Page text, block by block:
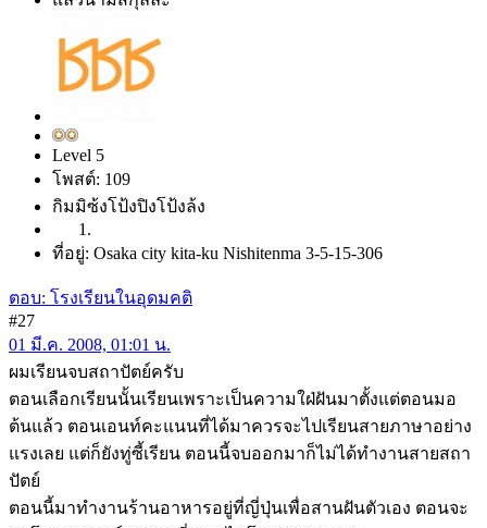
Level 5
โพสต์: 109
กิมมิซ้งโป้งปิงโป้งล้ง
ที่อยู่: Osaka city kita-ku Nishitenma 3-5-15-306
ตอบ: โรงเรียนในอุดมคติ
#27
01 มี.ค. 2008, 01:01 น.
ผมเรียนจบสถาปัตย์ครับ
ตอนเลือกเรียนนั้นเรียนเพราะเป็นความใฝ่ฝันมาตั้งแต่ตอนมอ
ต้นแล้ว ตอนเอนท์คะแนนที่ได้มาควรจะไปเรียนสายภาษาอย่าง
แรงเลย แต่ก็ยังทู่ซี้เรียน ตอนนี้จบออกมาก็ไม่ได้ทำงานสายสถา
ปัตย์
ตอนนี้มาทำงานร้านอาหารอยู่ที่ญี่ปุ่นเพื่อสานฝันตัวเอง ตอนจะ